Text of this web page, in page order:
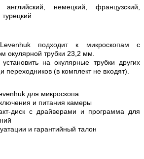
немецкий, французский,
турецкий
подходит к микроскопам с
окулярной трубки 23,2 мм.
на окулярные трубки других
(в комплект не входят).
для микроскопа
и питания камеры
диск с драйверами и программа для
и гарантийный талон